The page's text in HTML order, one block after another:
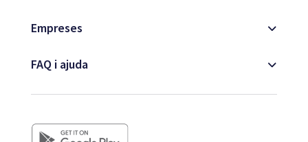
+34 979 300 500
Empreses
FAQ i ajuda